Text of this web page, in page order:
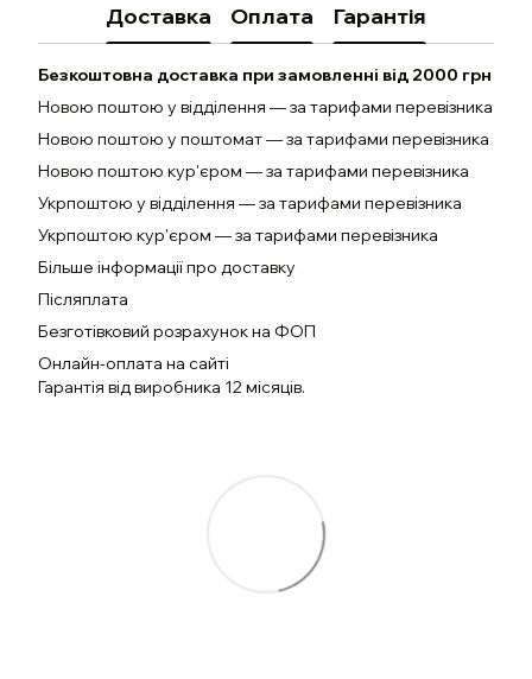
Доставка Оплата Гарантія
Безкоштовна доставка при замовленні від 2000 грн
Новою поштою у відділення — за тарифами перевізника
Новою поштою у поштомат — за тарифами перевізника
Новою поштою кур'єром — за тарифами перевізника
Укрпоштою у відділення — за тарифами перевізника
Укрпоштою кур'єром — за тарифами перевізника
Більше інформації про доставку
Післяплата
Безготівковий розрахунок на ФОП
Онлайн-оплата на сайті
Гарантія від виробника 12 місяців.